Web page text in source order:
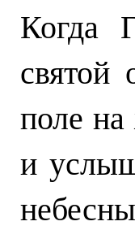
Когда
святой
поле
и